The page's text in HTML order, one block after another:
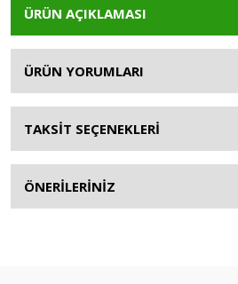
ÜRÜN AÇIKLAMASI
ÜRÜN YORUMLARI
TAKSİT SEÇENEKLERİ
ÖNERİLERİNİZ